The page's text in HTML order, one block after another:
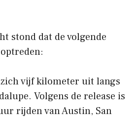
stond dat de volgende
vijf kilometer uit langs
Volgens de release is
rijden van Austin, San